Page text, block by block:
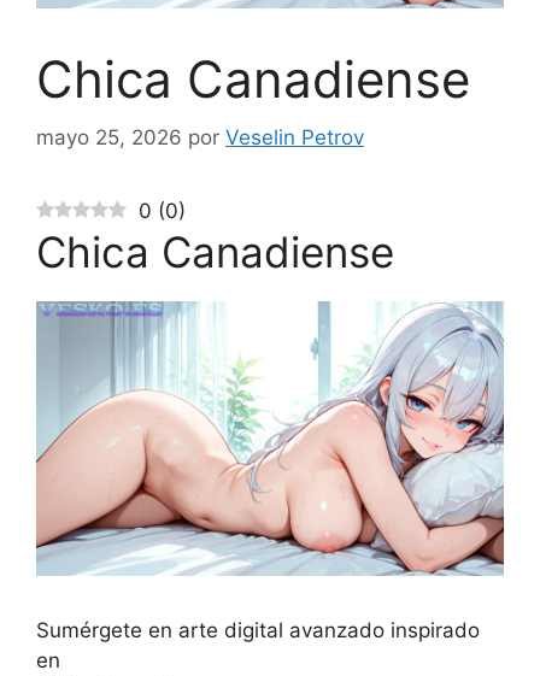
Chica Canadiense
mayo 25, 2026 por Veselin Petrov
0 (0)
Chica Canadiense
Sumérgete en arte digital avanzado inspirado
en